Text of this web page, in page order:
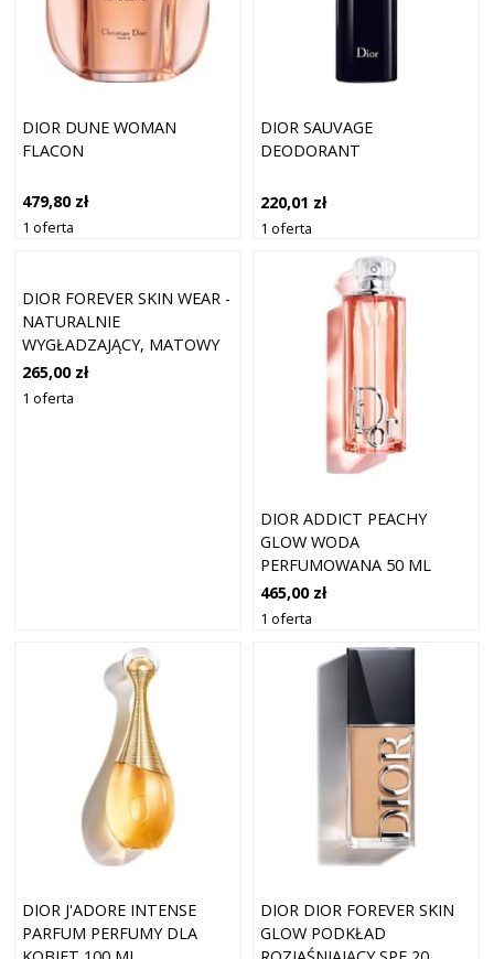
DIOR DUNE WOMAN
FLACON
479,80 zł
1 oferta
DIOR SAUVAGE
DEODORANT
220,01 zł
1 oferta
DIOR FOREVER SKIN WEAR -
NATURALNIE
WYGŁADZAJĄCY, MATOWY
PODKŁAD, 24H ULTRA
WEAR PODKŁADY 30 ML
265,00 zł
1 oferta
DIOR ADDICT PEACHY
GLOW WODA
PERFUMOWANA 50 ML
DAMSKI
465,00 zł
1 oferta
DIOR J'ADORE INTENSE
PARFUM PERFUMY DLA
DIOR DIOR FOREVER SKIN
GLOW PODKŁAD